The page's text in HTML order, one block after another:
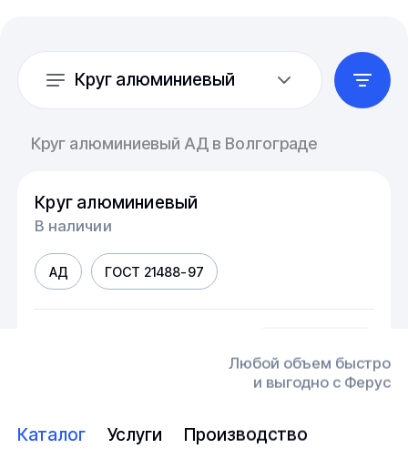
Любой объем быстро
и выгодно с Ферус
Каталог Услуги Производство
Круг алюминиевый
Круг алюминиевый АД в Волгограде
Круг алюминиевый
В наличии
АД ГОСТ 21488-97